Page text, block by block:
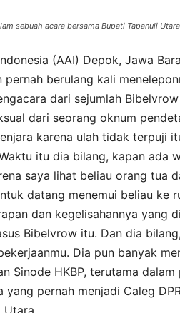
sebuah acara bersama Bupati Tapanuli
(AAI) Depok, Jawa
pernah berulang kali
dari sejumlah
dari seorang oknum
karena ulah tidak terpuji
itu dia bilang, kapan ada
saya lihat beliau orang tua
datang menemui beliau ke
dan kegelisahannya yang
Bibelvrow itu. Dan dia
Dia pun banyak
Sinode HKBP, terutama
yang pernah menjadi Caleg
Utara.